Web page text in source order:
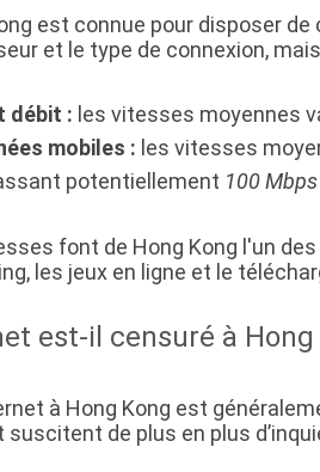
est connue pour disposer
et le type de connexion,
débit : les vitesses moyennes
mobiles : les vitesses
potentiellement 100 Mbps
font de Hong Kong l'un
les jeux en ligne et le
est-il censuré à Hong
à Hong Kong est
suscitent de plus en plus